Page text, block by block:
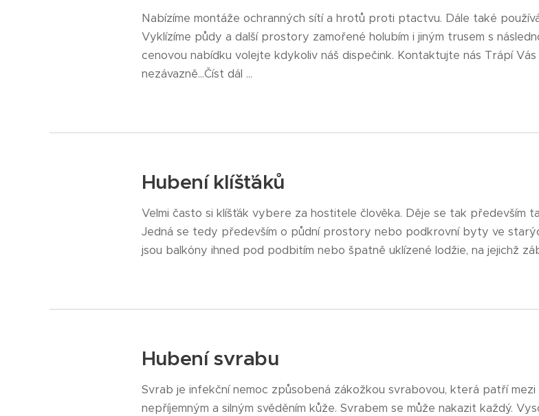
Nabízíme montáže ochranných sítí a hrotů proti ptactvu. Dále také
Vyklízíme půdy a další prostory zamořené holubím i jiným trusem s
cenovou nabídku volejte kdykoliv náš dispečink. Kontaktujte nás Trápí
nezávazně...Číst dál ...
Hubení klíšťáků
Velmi často si klíšťák vybere za hostitele člověka. Děje se tak především
Jedná se tedy především o půdní prostory nebo podkrovní byty ve
jsou balkóny ihned pod podbitím nebo špatně uklízené lodžie, na jejichž
Hubení svrabu
Svrab je infekční nemoc způsobená zákožkou svrabovou, která patří
nepříjemným a silným svěděním kůže. Svrabem se může nakazit každý.